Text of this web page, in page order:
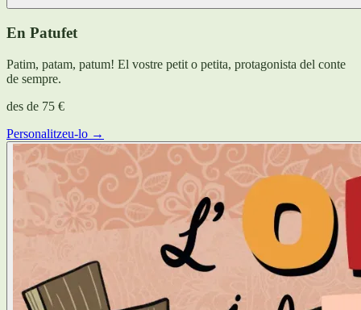
En Patufet
Patim, patam, patum! El vostre petit o petita, protagonista del conte
de sempre.
des de 75 €
Personalitzeu-lo →